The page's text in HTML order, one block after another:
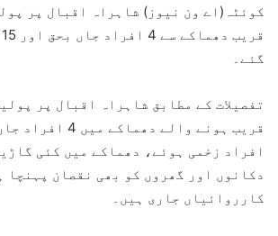
کوئٹہ(اے ون نیوز) شاہراہ اقبال پر
گئے۔
تفصیلات کے مطابق شاہراہ اقبال پر
افراد زخمی ہوئے، دھماکے میں کئی
دکانوں اور گھروں کو بھی نقصان پہنچا
کارروائیاں جاری ہیں۔